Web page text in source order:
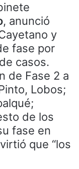
, anunció
y
fase por
casos.
de Fase 2 a
Lobos;
de los
fase en
que “los